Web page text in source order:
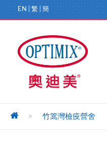
EN 繁 簡
> 竹篙灣檢疫營舍